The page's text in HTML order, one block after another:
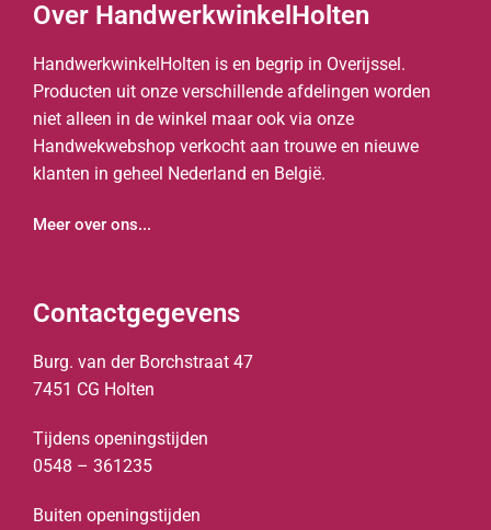
Over HandwerkwinkelHolten
HandwerkwinkelHolten is en begrip in Overijssel.
Producten uit onze verschillende afdelingen worden
niet alleen in de winkel maar ook via onze
Handwekwebshop verkocht aan trouwe en nieuwe
klanten in geheel Nederland en België.
Meer over ons...
Contactgegevens
Burg. van der Borchstraat 47
7451 CG Holten
Tijdens openingstijden
0548 – 361235
Buiten openingstijden